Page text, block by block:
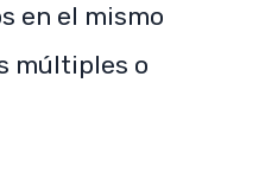
en el mismo
múltiples o